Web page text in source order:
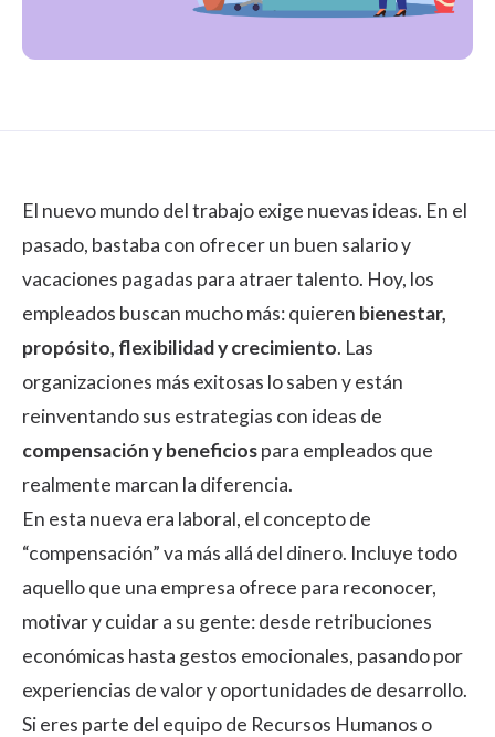
El nuevo mundo del trabajo exige nuevas ideas. En el
pasado, bastaba con ofrecer un buen salario y
vacaciones pagadas para atraer talento. Hoy, los
empleados buscan mucho más: quieren bienestar,
propósito, flexibilidad y crecimiento. Las
organizaciones más exitosas lo saben y están
reinventando sus estrategias con ideas de
compensación y beneficiospara empleados que
realmente marcan la diferencia.
En esta nueva era laboral, el concepto de
“compensación” va más allá del dinero. Incluye todo
aquello que una empresa ofrece para reconocer,
motivar y cuidar a su gente: desde retribuciones
económicas hasta gestos emocionales, pasando por
experiencias de valor y oportunidades de desarrollo.
Si eres parte del equipo de Recursos Humanos o